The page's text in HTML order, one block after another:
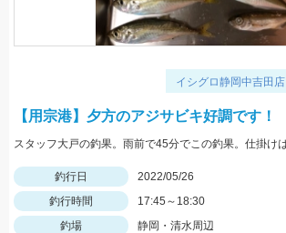
イシグロ静岡中吉田店
【用宗港】夕方のアジサビキ好調です！
釣行日
2022/05/26
釣行時間
17:45～18:30
釣場
静岡・清水周辺